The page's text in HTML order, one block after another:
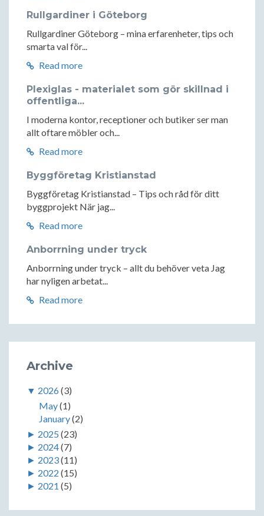
Rullgardiner i Göteborg
Rullgardiner Göteborg – mina erfarenheter, tips och
smarta val för...
Read more
Plexiglas - materialet som gör skillnad i
offentliga...
I moderna kontor, receptioner och butiker ser man
allt oftare möbler och...
Read more
Byggföretag Kristianstad
Byggföretag Kristianstad – Tips och råd för ditt
byggprojekt När jag...
Read more
Anborrning under tryck
Anborrning under tryck – allt du behöver veta Jag
har nyligen arbetat...
Read more
Archive
▼ 2026(3)
May(1)
January(2)
► 2025 (23)
► 2024(7)
► 2023(11)
► 2022 (15)
► 2021 (5)